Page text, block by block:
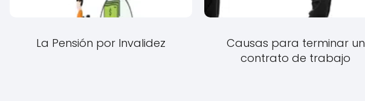
La Pensión por Invalidez
Causas para terminar un
contrato de trabajo